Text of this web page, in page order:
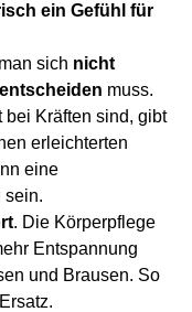
ein Gefühl für
sich nicht
muss.
bei Kräften sind, gibt
erleichterten
eine
sein.
. Die Körperpflege
Entspannung
und Brausen. So